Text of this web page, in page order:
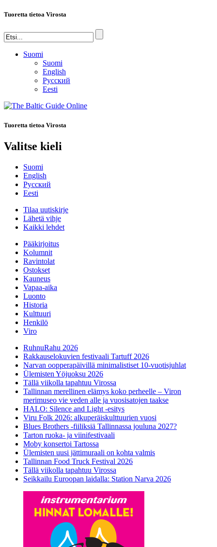
Tuoretta tietoa Virosta
Suomi
Suomi
English
Русский
Eesti
Tuoretta tietoa Virosta
Valitse kieli
Suomi
English
Русский
Eesti
Tilaa uutiskirje
Lähetä vihje
Kaikki lehdet
Pääkirjoitus
Kolumnit
Ravintolat
Ostokset
Kauneus
Vapaa-aika
Luonto
Historia
Kulttuuri
Henkilö
Viro
RuhnuRahu 2026
Rakkauselokuvien festivaali Tartuff 2026
Narvan oopperapäivillä minimalistiset 10-vuotisjuhlat
Ülemisten Yöjuoksu 2026
Tällä viikolla tapahtuu Virossa
Tallinnan merellinen elämys koko perheelle – Viron
merimuseo vie veden alle ja vuosisatojen taakse
HALO: Silence and Light -esitys
Viru Folk 2026: alkuperäiskulttuurien vuosi
Blues Brothers -fiiliksiä Tallinnassa jouluna 2027?
Tarton ruoka- ja viinifestivaali
Moby konsertoi Tartossa
Ülemisten uusi jättimuraali on kohta valmis
Tallinnan Food Truck Festival 2026
Tällä viikolla tapahtuu Virossa
Seikkailu Euroopan laidalla: Station Narva 2026